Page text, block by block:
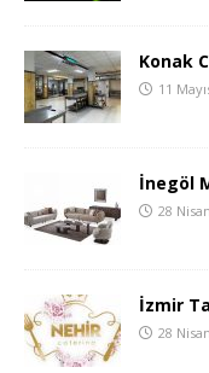
Konak
11
İnegöl
28
İzmir
28